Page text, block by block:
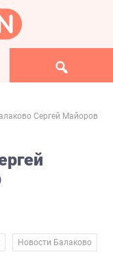
Сергей Майоров
Новости Балаково